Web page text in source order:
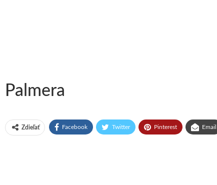
Palmera
Zdieľať Facebook Twitter Pinterest Email